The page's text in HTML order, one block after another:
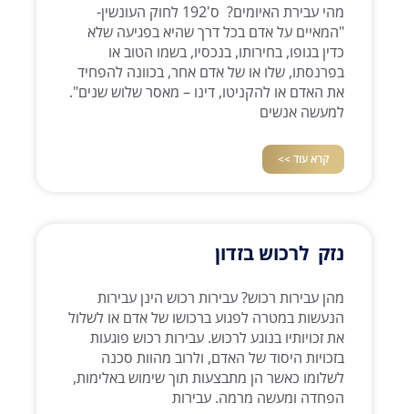
מהי עבירת האיומים? ס'192 לחוק העונשין-
"המאיים על אדם בכל דרך שהיא בפגיעה שלא
כדין בגופו, בחירותו, בנכסיו, בשמו הטוב או
בפרנסתו, שלו או של אדם אחר, בכוונה להפחיד
את האדם או להקניטו, דינו – מאסר שלוש שנים".
למעשה אנשים
קרא עוד >>
נזק לרכוש בזדון
מהן עבירות רכוש? עבירות רכוש הינן עבירות
הנעשות במטרה לפגוע ברכושו של אדם או לשלול
את זכויותיו בנוגע לרכוש. עבירות רכוש פוגעות
בזכויות היסוד של האדם, ולרוב מהוות סכנה
לשלומו כאשר הן מתבצעות תוך שימוש באלימות,
הפחדה ומעשה מרמה. עבירות